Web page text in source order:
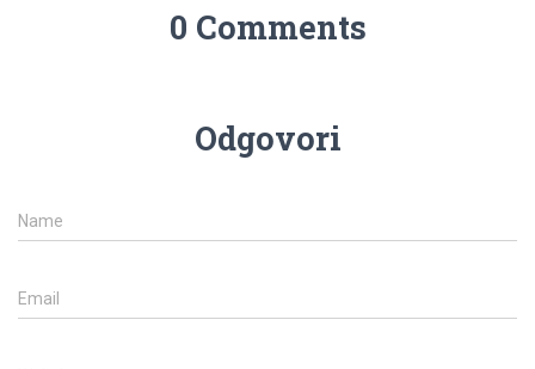
0 Comments
Odgovori
Name
Email